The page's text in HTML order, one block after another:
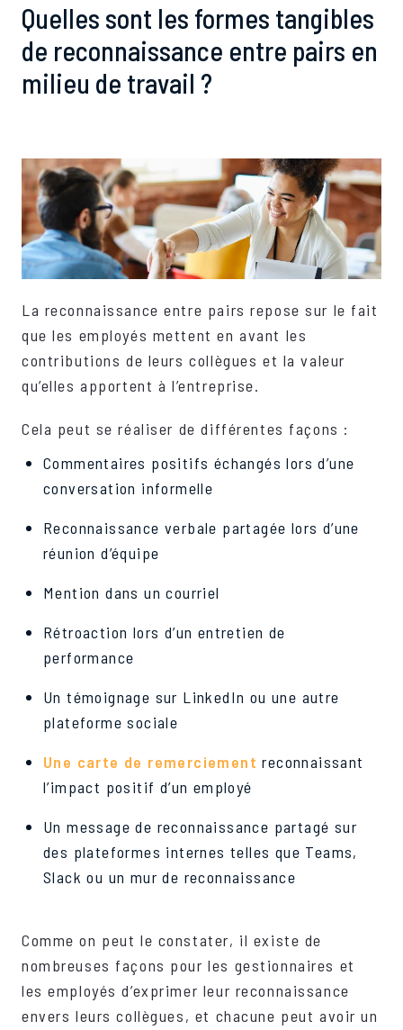
Quelles sont les formes tangibles
de reconnaissance entre pairs en
milieu de travail ?
La reconnaissance entre pairs repose sur le fait
que les employés mettent en avant les
contributions de leurs collègues et la valeur
qu’elles apportent à l’entreprise.
Cela peut se réaliser de différentes façons :
Commentaires positifs échangés lors d’une
conversation informelle
Reconnaissance verbale partagée lors d’une
réunion d’équipe
Mention dans un courriel
Rétroaction lors d’un entretien de
performance
Un témoignage sur LinkedIn ou une autre
plateforme sociale
Une carte de remerciement reconnaissant
l’impact positif d’un employé
Un message de reconnaissance partagé sur
des plateformes internes telles que Teams,
Slack ou un mur de reconnaissance
Comme on peut le constater, il existe de
nombreuses façons pour les gestionnaires et
les employés d’exprimer leur reconnaissance
envers leurs collègues, et chacune peut avoir un